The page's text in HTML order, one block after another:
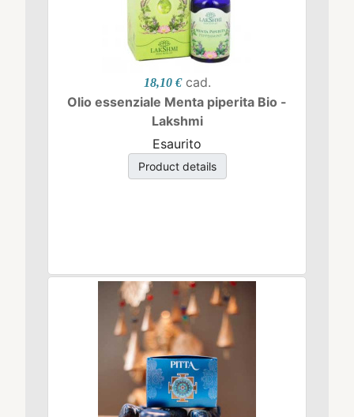
18,10 € cad.
Olio essenziale Menta piperita Bio -
Lakshmi
Esaurito
Product details